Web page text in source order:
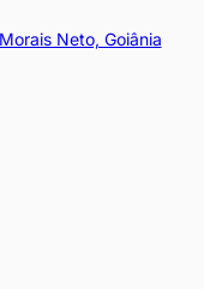
Neto, Goiânia